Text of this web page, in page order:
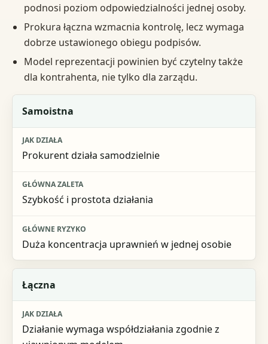
podnosi poziom odpowiedzialności jednej osoby.
Prokura łączna wzmacnia kontrolę, lecz wymaga
dobrze ustawionego obiegu podpisów.
Model reprezentacji powinien być czytelny także
dla kontrahenta, nie tylko dla zarządu.
Rodzaj prokury
Jak działa
Główne ryzyko
Samoistna
Prokurent działa samodzielnie
Szybkość i prostota działania
Duża koncentracja uprawnień w jednej osobie
Łączna
Działanie wymaga współdziałania zgodnie z